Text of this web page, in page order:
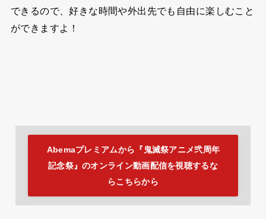
できるので、好きな時間や外出先でも自由に楽しむこと
ができますよ！
Abemaプレミアムから『鬼滅祭アニメ弐周年
記念祭』のオンライン動画配信を視聴するな
らこちらから